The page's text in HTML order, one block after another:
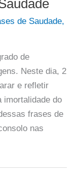
de Saudade,
de
Neste dia, 2
e refletir
imortalidade do
frases de
nas